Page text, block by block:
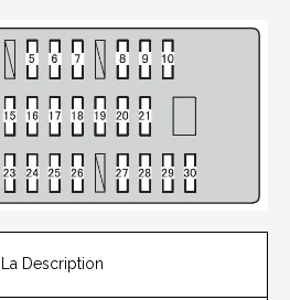
La Description